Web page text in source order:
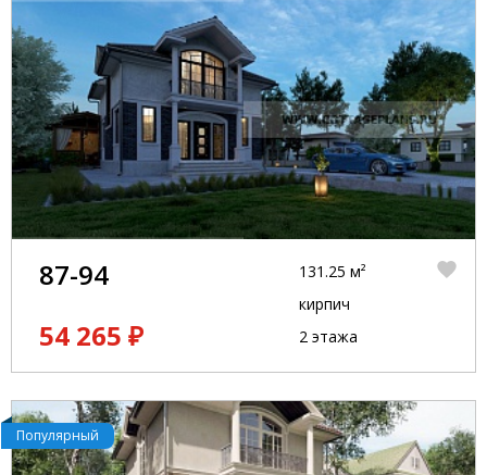
87-94
54 265 ₽
131.25 м²
кирпич
2 этажа
Популярный